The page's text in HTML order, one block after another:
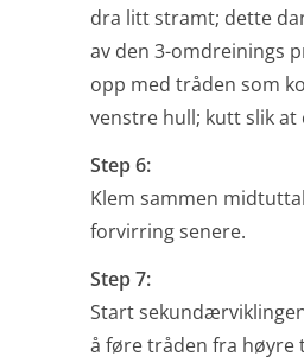
dra litt stramt; dette
av den 3-omdreinings
opp med tråden som
venstre hull; kutt slik at
Step 6:
Klem sammen
forvirring senere.
Step 7:
Start
å føre tråden fra høyre